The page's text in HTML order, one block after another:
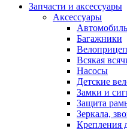
Запчасти и аксессуары
Аксессуары
Багажники
Всякая
Насосы
Детские
Замки и
Защита
Зеркала,
Крепления